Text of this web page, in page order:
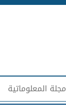
مجلة المعلوماتية